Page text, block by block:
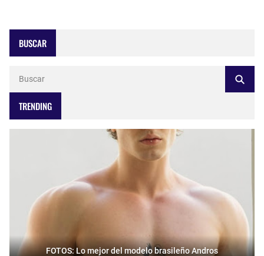
BUSCAR
TRENDING
FOTOS: Lo mejor del modelo brasileño Andros